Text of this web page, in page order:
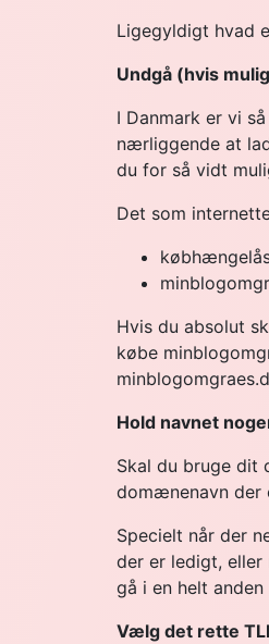
Ligegyldigt hvad
Undgå (hvis
I Danmark er vi
nærliggende at
du for så vidt
Det som
Hvis du absolut
købe
Hold navnet
Skal du bruge dit
domænenavn der
Specielt når der
der er ledigt,
gå i en helt
Vælg det rette